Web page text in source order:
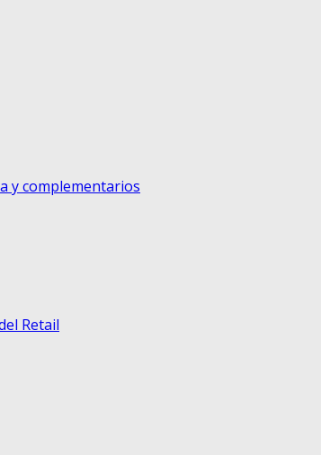
y complementarios
Retail